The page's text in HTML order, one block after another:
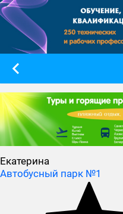
Екатерина
Автобусный парк №1